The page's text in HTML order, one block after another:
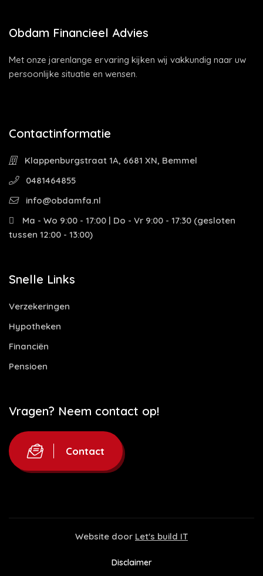
Obdam Financieel Advies
Met onze jarenlange ervaring kijken wij vakkundig naar uw
persoonlijke situatie en wensen.
Contactinformatie
Klappenburgstraat 1A, 6681 XN, Bemmel
0481464855
info@obdamfa.nl
Ma - Wo 9:00 - 17:00 | Do - Vr 9:00 - 17:30 (gesloten
tussen 12:00 - 13:00)
Snelle Links
Verzekeringen
Hypotheken
Financiën
Pensioen
Vragen? Neem contact op!
Contact
Website door Let's build IT
Disclaimer